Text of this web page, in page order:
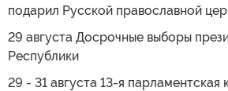
подарил Русской православной
29 августа Досрочные выборы
Республики
29 - 31 августа 13-я парламентская